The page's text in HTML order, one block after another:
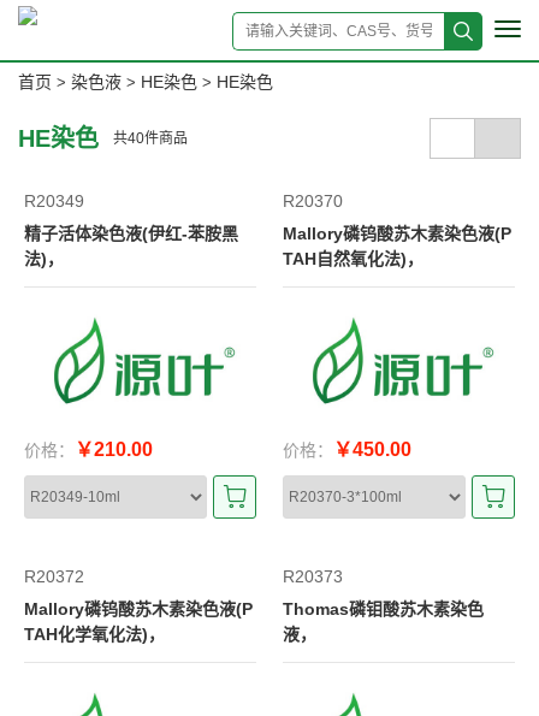
首页 > 染色液 > HE染色 > HE染色
HE染色 共40件商品
R20349
精子活体染色液(伊红-苯胺黑
法)，
价格： ￥210.00
R20370
Mallory磷钨酸苏木素染色液(P
TAH自然氧化法)，
价格： ￥450.00
R20372
Mallory磷钨酸苏木素染色液(P
TAH化学氧化法)，
R20373
Thomas磷钼酸苏木素染色
液，